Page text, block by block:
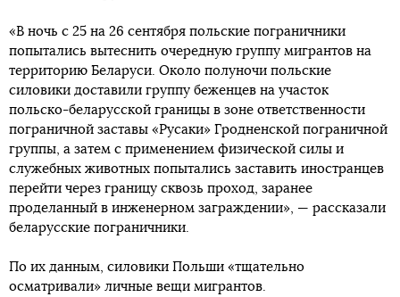
«В ночь с 25 на 26 сентября польские пограничники
попытались вытеснить очередную группу мигрантов на
территорию Беларуси. Около полуночи польские
силовики доставили группу беженцев на участок
польско-беларусской границы в зоне ответственности
пограничной заставы «Русаки» Гродненской пограничной
группы, а затем с применением физической силы и
служебных животных попытались заставить иностранцев
перейти через границу сквозь проход, заранее
проделанный в инженерном заграждении», — рассказали
беларусские пограничники.
По их данным, силовики Польши «тщательно
осматривали» личные вещи мигрантов.